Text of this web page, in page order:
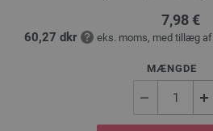
7,98 €
60,27 dkr eks. moms, med tillæg af
MÆNGDE